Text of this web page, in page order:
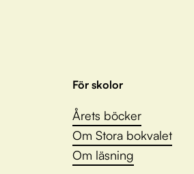
För skolor
Årets böcker
Om Stora bokvalet
Om läsning